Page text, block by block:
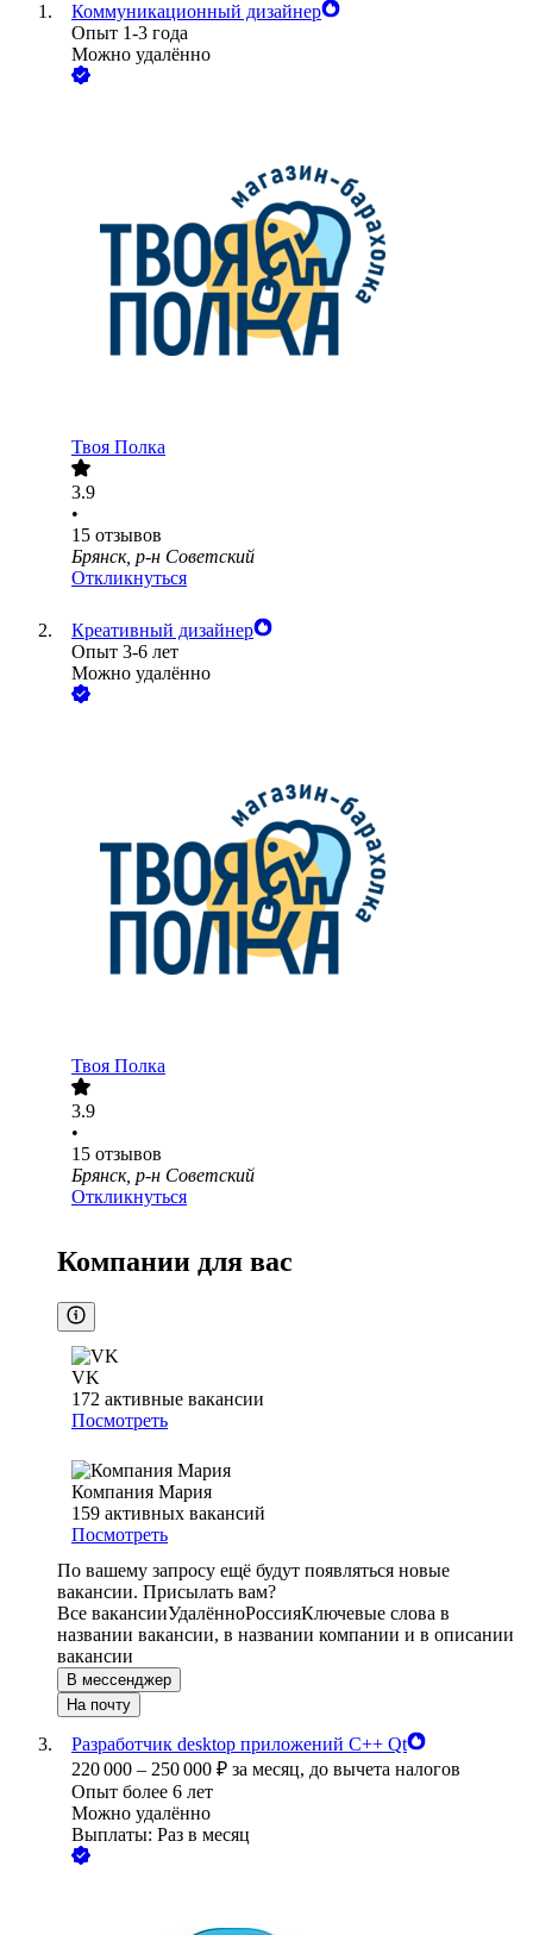
Коммуникационный дизайнер
Опыт 1-3 года
Можно удалённо
Твоя Полка
3.9
•
15 отзывов
Брянск, р-н Советский
Откликнуться
Креативный дизайнер
Опыт 3-6 лет
Можно удалённо
Твоя Полка
3.9
•
15 отзывов
Брянск, р-н Советский
Откликнуться
Компании для вас
VK
172 активные вакансии
Посмотреть
Компания Мария
159 активных вакансий
Посмотреть
По вашему запросу ещё будут появляться новые
вакансии. Присылать вам?
Все вакансииУдалённоРоссияКлючевые слова в
названии вакансии, в названии компании и в описании
вакансии
В мессенджер
На почту
Разработчик desktop приложений C++ Qt
220 000 – 250 000 ₽ за месяц, до вычета налогов
Опыт более 6 лет
Можно удалённо
Выплаты: Раз в месяц